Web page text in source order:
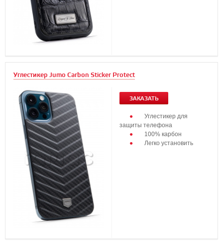
Углестикер Jumo Carbon Sticker Protect
ЗАКАЗАТЬ
Углестикер для
защиты телефона
100% карбон
Легко установить